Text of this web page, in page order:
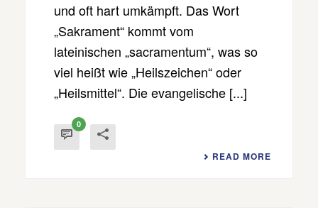
und oft hart umkämpft. Das Wort
„Sakrament“ kommt vom
lateinischen „sacramentum“, was so
viel heißt wie „Heilszeichen“ oder
„Heilsmittel“. Die evangelische [...]
0
READ MORE